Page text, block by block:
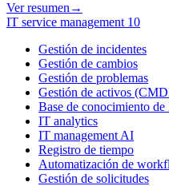
Ver resumen →
IT service management 10
Gestión de incidentes
Gestión de cambios
Gestión de problemas
Gestión de activos
Base de conocimiento
IT analytics
IT management AI
Registro de tiempo
Automatización de
Gestión de solicitudes